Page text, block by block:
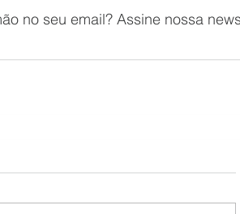
no seu email? Assine nossa